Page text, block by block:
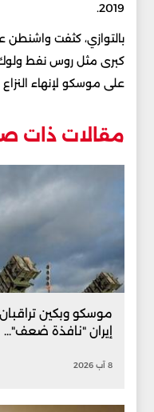
2019.
بالتوازي، كثفت واشنطن
كبرى مثل روس نفط
على موسكو لإنهاء النزاع
مقالات ذات
موسكو وبكين
إيران "نافذة ضعف"...
8 آب 2026